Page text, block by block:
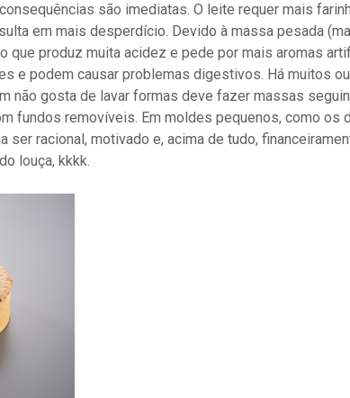
são imediatas. O leite requer mais
em mais desperdício. Devido à massa pesada
que produz muita acidez e pede por mais aromas
e podem causar problemas digestivos. Há muitos
não gosta de lavar formas deve fazer massas
fundos removíveis. Em moldes pequenos, como os
ser racional, motivado e, acima de tudo,
louça, kkkk.